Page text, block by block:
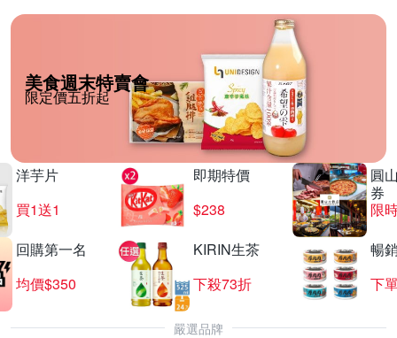
美食週末特賣會
限定價五折起
洋芋片
買1送1
即期特價
$238
圓
券
限
回購第一名
均價$350
KIRIN生茶
下殺73折
暢
下
嚴選品牌